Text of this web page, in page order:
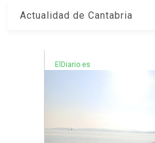
Actualidad de Cantabria
ElDiario.es